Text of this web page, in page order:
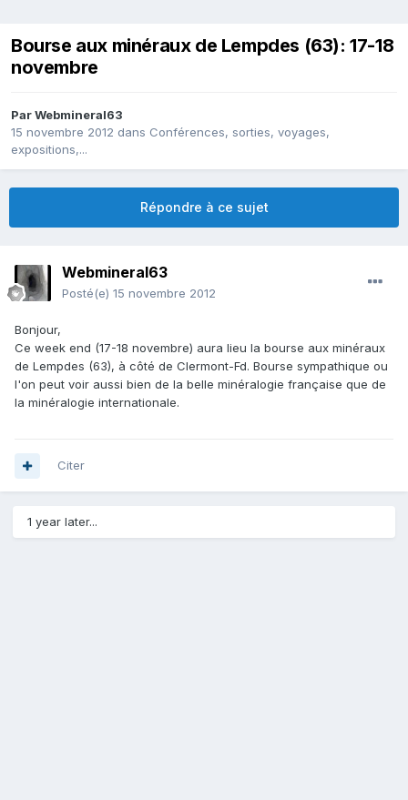
Bourse aux minéraux de Lempdes (63): 17-18
novembre
ParWebmineral63
15 novembre 2012 dans Conférences, sorties, voyages,
expositions,...
Répondre à ce sujet
Webmineral63
Posté(e) 15 novembre 2012
Bonjour,
Ce week end (17-18 novembre) aura lieu la bourse aux minéraux
de Lempdes (63), à côté de Clermont-Fd. Bourse sympathique ou
l'on peut voir aussi bien de la belle minéralogie française que de
la minéralogie internationale.
Citer
1 year later...